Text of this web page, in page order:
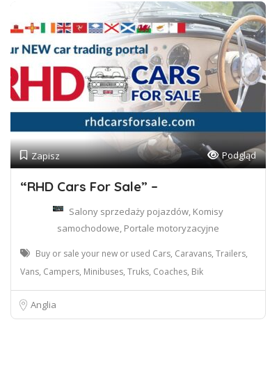
Zapisz Podgląd
“RHD Cars For Sale” –
Salony sprzedaży pojazdów, Komisy
samochodowe, Portale motoryzacyjne
Buy or sale your new or used Cars, Caravans, Trailers,
Vans, Campers, Minibuses, Truks, Coaches, Bik
Anglia